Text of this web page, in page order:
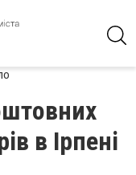
в Ірпені